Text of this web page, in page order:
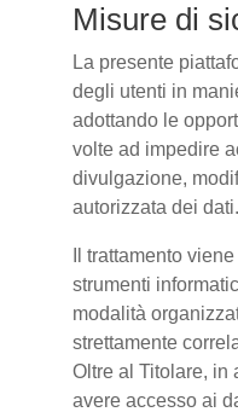
Misure di
La presente
degli utenti in
adottando le
volte ad impedire
divulgazione,
autorizzata dei dati.
Il trattamento
strumenti
modalità
strettamente
Oltre al Titolare, in
avere accesso ai